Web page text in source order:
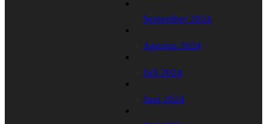
September 2024
Agustus 2024
Juli 2024
Juni 2024